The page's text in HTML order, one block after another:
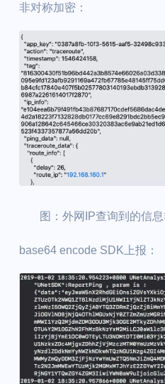
非对称加密：
图：外网IP查询到的信
base64 encode SDK上报：